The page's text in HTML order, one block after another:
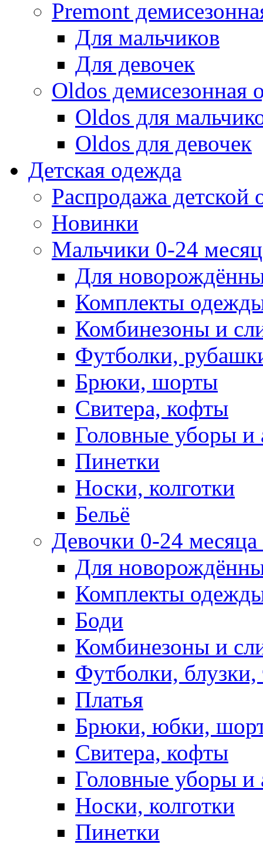
Premont
Для мальчиков
Для девочек
Oldos демисезонная
Oldos для
Oldos для девочек
Детская одежда
Распродажа детской
Новинки
Мальчики 0-24
Для
Комплекты
Комбинезоны и
Футболки,
Брюки, шорты
Свитера, кофты
Головные уборы и
Пинетки
Носки, колготки
Бельё
Девочки 0-24
Для
Комплекты
Боди
Комбинезоны и
Футболки,
Платья
Брюки, юбки,
Свитера, кофты
Головные уборы и
Носки, колготки
Пинетки